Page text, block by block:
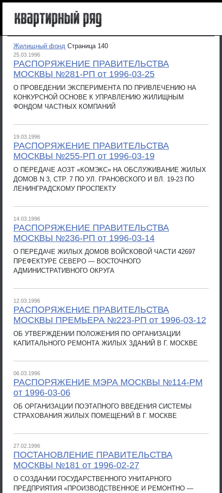
Жилищный фонд Страница 140
25.03.1996
РАСПОРЯЖЕНИЕ ПРАВИТЕЛЬСТВА
МОСКВЫ №281-РП от 1996-03-25
О ПРОВЕДЕНИИ ЭКСПЕРИМЕНТА ПО ПРИВЛЕЧЕНИЮ НА
КОНКУРСНОЙ ОСНОВЕ К УПРАВЛЕНИЮ ЖИЛИЩНЫМ
ФОНДОМ ЧАСТНЫХ КОМПАНИЙ
19.03.1996
РАСПОРЯЖЕНИЕ ПРАВИТЕЛЬСТВА
МОСКВЫ №255-РП от 1996-03-19
О ПЕРЕДАЧЕ АОЗТ «КОМЭКС» НА ОБСЛУЖИВАНИЕ ЖИЛЫХ
ДОМОВ N 3, СТР. 7 ПО УЛ. ГРАНОВСКОГО И ВЛ. 19-23 ПО
ЛЕНИНГРАДСКОМУ ПРОСПЕКТУ
14.03.1996
РАСПОРЯЖЕНИЕ ПРАВИТЕЛЬСТВА
МОСКВЫ №236-РП от 1996-03-14
О ПЕРЕДАЧЕ ЖИЛЫХ ДОМОВ ВОЙСКОВОЙ ЧАСТИ 42697
ПРЕФЕКТУРЕ СЕВЕРО — ВОСТОЧНОГО
АДМИНИСТРАТИВНОГО ОКРУГА
12.03.1996
РАСПОРЯЖЕНИЕ ПРАВИТЕЛЬСТВА
МОСКВЫ ПРЕМЬЕРА №223-РП от 1996-03-12
ОБ УТВЕРЖДЕНИИ ПОЛОЖЕНИЯ ПО ОРГАНИЗАЦИИ
КАПИТАЛЬНОГО РЕМОНТА ЖИЛЫХ ЗДАНИЙ В Г. МОСКВЕ
06.03.1996
РАСПОРЯЖЕНИЕ МЭРА МОСКВЫ №114-РМ
от 1996-03-06
ОБ ОРГАНИЗАЦИИ ПОЭТАПНОГО ВВЕДЕНИЯ СИСТЕМЫ
СТРАХОВАНИЯ ЖИЛЫХ ПОМЕЩЕНИЙ В Г. МОСКВЕ
27.02.1996
ПОСТАНОВЛЕНИЕ ПРАВИТЕЛЬСТВА
МОСКВЫ №181 от 1996-02-27
О СОЗДАНИИ ГОСУДАРСТВЕННОГО УНИТАРНОГО
ПРЕДПРИЯТИЯ «ПРОИЗВОДСТВЕННОЕ И РЕМОНТНО —